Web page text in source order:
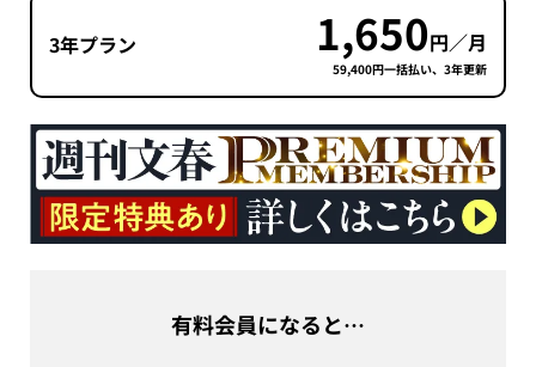
3年プラン 1,650円／月
59,400円一括払い、3年更新
有料会員になると…